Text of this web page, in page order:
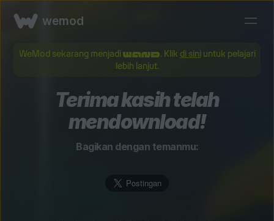
wemod
WeMod sekarang menjadi . Klik di sini untuk pelajari
lebih lanjut.
Terima kasih telah
mendownload!
Bagikan dengan temanmu: